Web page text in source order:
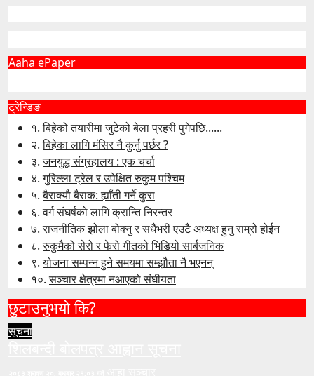
Aaha ePaper
ट्रेन्डिङ
१.बिहेको तयारीमा जुटेको बेला प्रहरी पुगेपछि......
२.बिहेका लागि मंसिर नै कुर्नु पर्छर ?
३.जनयुद्ध संग्रहालय : एक चर्चा
४.गुरिल्ला ट्रेल र उपेक्षित रुकुम पश्चिम
५.बैराक्यौ बैराक: ह्याँती गर्ने कुरा
६.वर्ग संघर्षको लागि क्रान्ति निरन्तर
७.राजनीतिक झोला बोक्नु र सधैंभरी एउटै अध्यक्ष हुनु राम्रो होईन
८.रुकुमैको सेरो र फेरो गीतको भिडियो सार्बजनिक
९.योजना सम्पन्न हुने समयमा सम्झौता नै भएनन्
१०.सञ्चार क्षेत्रमा नआएको संघीयता
छुटाउनुभयो कि?
सूचना